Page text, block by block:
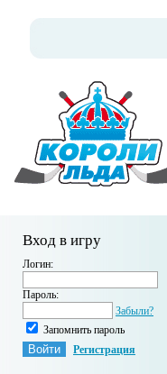
Вход в игру
Логин:
Пароль:
Забыли?
Запомнить пароль
Регистрация